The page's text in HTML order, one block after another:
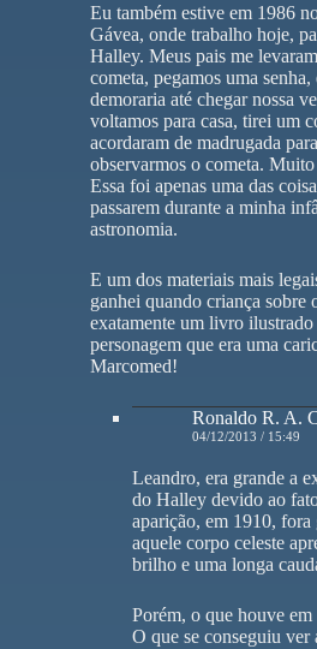
Eu também estive em 1986
Gávea, onde trabalho hoje,
Halley. Meus pais me
cometa, pegamos uma
demoraria até chegar nossa
voltamos para casa, tirei um
acordaram de madrugada
observarmos o cometa.
Essa foi apenas uma das
passarem durante a minha
astronomia.
E um dos materiais mais
ganhei quando criança sobre
exatamente um livro
personagem que era uma
Marcomed!
Ronaldo R. A.
04/12/2013 / 15:49
Leandro, era grande a
do Halley devido ao
aparição, em 1910, fora
aquele corpo celeste
brilho e uma longa
Porém, o que houve
O que se conseguiu